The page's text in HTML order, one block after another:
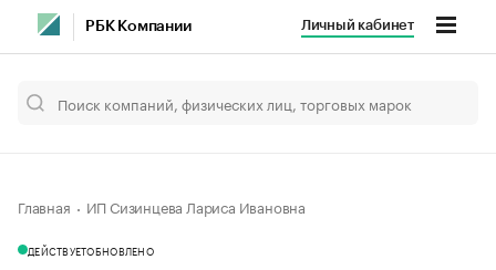
РБК Компании Личный кабинет
Главная ИП Сизинцева Лариса Ивановна
ДЕЙСТВУЕТОБНОВЛЕНО